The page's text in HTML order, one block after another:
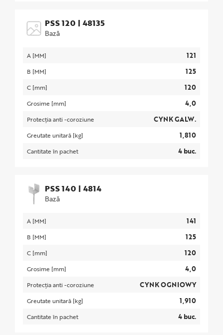
PSS 120 | 48135
Bază
A [MM] 121
B [MM] 125
C [mm] 120
Grosime [mm] 4,0
Protecția anti -coroziune CYNK GALW.
Greutate unitară [kg] 1,810
Cantitate în pachet 4 buc.
PSS 140 | 4814
Bază
A [MM] 141
B [MM] 125
C [mm] 120
Grosime [mm] 4,0
Protecția anti -coroziune CYNK OGNIOWY
Greutate unitară [kg] 1,910
Cantitate în pachet 4 buc.